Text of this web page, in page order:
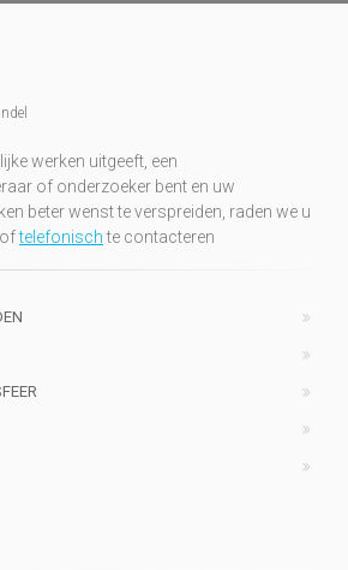
werken uitgeeft, een
of onderzoeker bent en uw
beter wenst te verspreiden, raden we u
oftelefonischte contacteren